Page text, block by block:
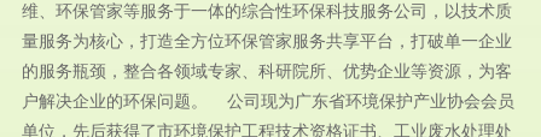
维、环保管家等服务于一体的综合性环保科技服务公司，以技术质
量服务为核心，打造全方位环保管家服务共享平台，打破单一企业
的服务瓶颈，整合各领域专家、科研院所、优势企业等资源，为客
户解决企业的环保问题。 公司现为广东省环境保护产业协会会员
单位，先后获得了市环境保护工程技术资格证书、工业废水处理处